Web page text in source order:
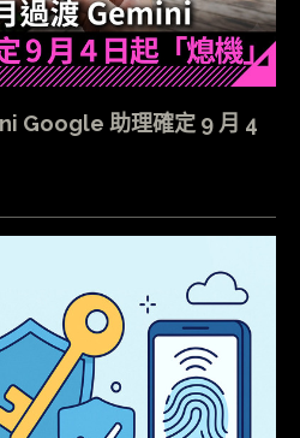
Google 助理確定 9 月 4